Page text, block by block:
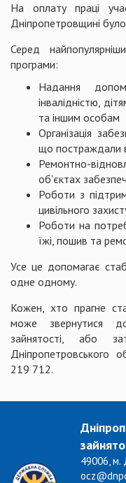
На оплату праці
Дніпропетровщині
Серед
програми:
Надання
інвалідністю,
та іншим особам
Організація
що постраждали
Ремонтно-
об’єктах
Роботи з
цивільного
Роботи на
їжі, пошив та
Усе це допомагає
одне одному.
Кожен, хто прагне
може звернутися
зайнятості, або
Дніпропетровського
219 712.
49006, м.